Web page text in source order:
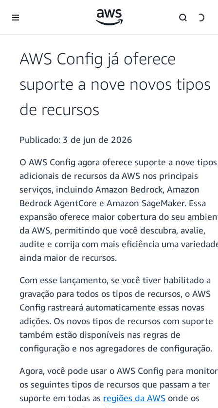
Pular para o conteúdo principal
AWS Config já oferece
suporte a nove novos tipos
de recursos
Publicado: 3 de jun de 2026
O AWS Config agora oferece suporte a nove tipos
adicionais de recursos da AWS nos principais
serviços, incluindo Amazon Bedrock, Amazon
Bedrock AgentCore e Amazon SageMaker. Essa
expansão oferece maior cobertura do seu
da AWS, permitindo que você descubra, avalie,
audite e corrija com mais eficiência uma
ainda maior de recursos.
Com esse lançamento, se você tiver habilitado a
gravação para todos os tipos de recursos, o AWS
Config rastreará automaticamente essas novas
adições. Os novos tipos de recursos com suporte
também estão disponíveis nas regras de
configuração e nos agregadores de configuração.
Agora, você pode usar o AWS Config para
os seguintes tipos de recursos que passam a ter
suporte em todas as regiões da AWS onde os